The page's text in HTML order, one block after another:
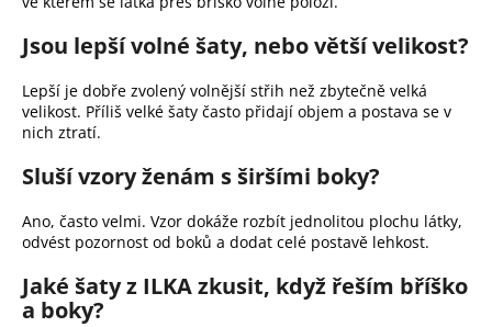
Jsou lepší volné šaty, nebo větší velikost?
Lepší je dobře zvolený volnější střih než zbytečně velká
velikost. Příliš velké šaty často přidají objem a postava se v
nich ztratí.
Sluší vzory ženám s širšími boky?
Ano, často velmi. Vzor dokáže rozbít jednolitou plochu látky,
odvést pozornost od boků a dodat celé postavě lehkost.
Jaké šaty z ILKA zkusit, když řeším bříško
a boky?